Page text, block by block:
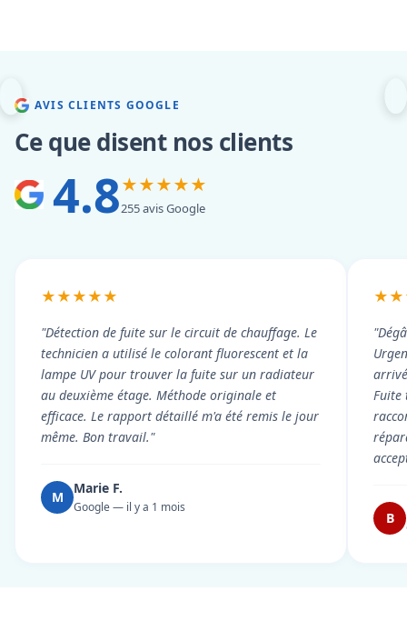
AVIS CLIENTS GOOGLE
Ce que disent nos clients
4.8★★★★★
255 avis Google
★★★★★
"Détection de fuite sur le circuit de chauffage. Le
technicien a utilisé le colorant fluorescent et la
lampe UV pour trouver la fuite sur un radiateur
au deuxième étage. Méthode originale et
efficace. Le rapport détaillé m'a été remis le jour
même. Bon travail."
M
Marie F.
Google — il y a 1 mois
Fuite
B